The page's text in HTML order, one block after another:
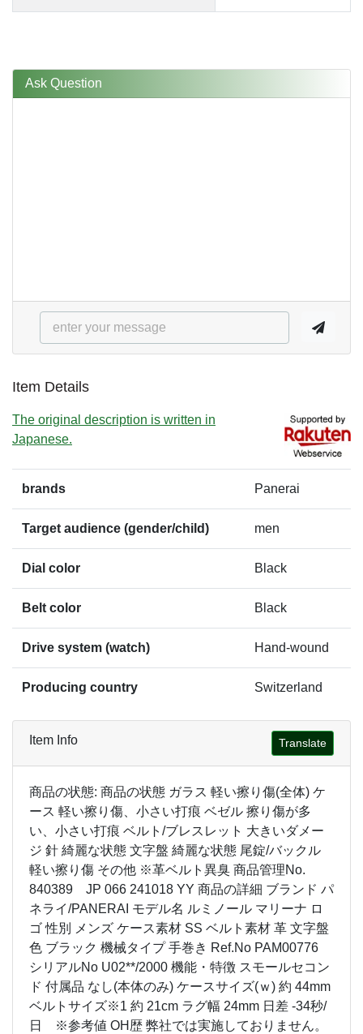
Ask Question
Item Details
The original description is written in
Japanese.
brands Panerai
Target audience (gender/child) men
Dial color Black
Belt color Black
Drive system (watch) Hand-wound
Producing country Switzerland
Item Info Translate
商品の状態: 商品の状態 ガラス 軽い擦り傷(全体) ケ
ース 軽い擦り傷、小さい打痕 ベゼル 擦り傷が多
い、小さい打痕 ベルト/ブレスレット 大きいダメー
ジ 針 綺麗な状態 文字盤 綺麗な状態 尾錠/バックル
軽い擦り傷 その他 ※革ベルト異臭 商品管理No.
840389 JP 066 241018 YY 商品の詳細 ブランド パ
ネライ/PANERAI モデル名 ルミノール マリーナ ロ
ゴ 性別 メンズ ケース素材 SS ベルト素材 革 文字盤
色 ブラック 機械タイプ 手巻き Ref.No PAM00776
シリアルNo U02**/2000 機能・特徴 スモールセコン
ド 付属品 なし(本体のみ) ケースサイズ(ｗ) 約 44mm
ベルトサイズ※1 約 21cm ラグ幅 24mm 日差 -34秒/
日 ※参考値 OH歴 弊社では実施しておりません。